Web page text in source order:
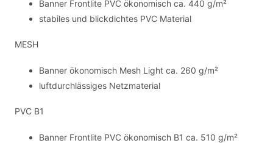
Banner Frontlite PVC ökonomisch ca. 440 g/m²
stabiles und blickdichtes PVC Material
MESH
Banner ökonomisch Mesh Light ca. 260 g/m²
luftdurchlässiges Netzmaterial
PVC B1
Banner Frontlite PVC ökonomisch B1 ca. 510 g/m²